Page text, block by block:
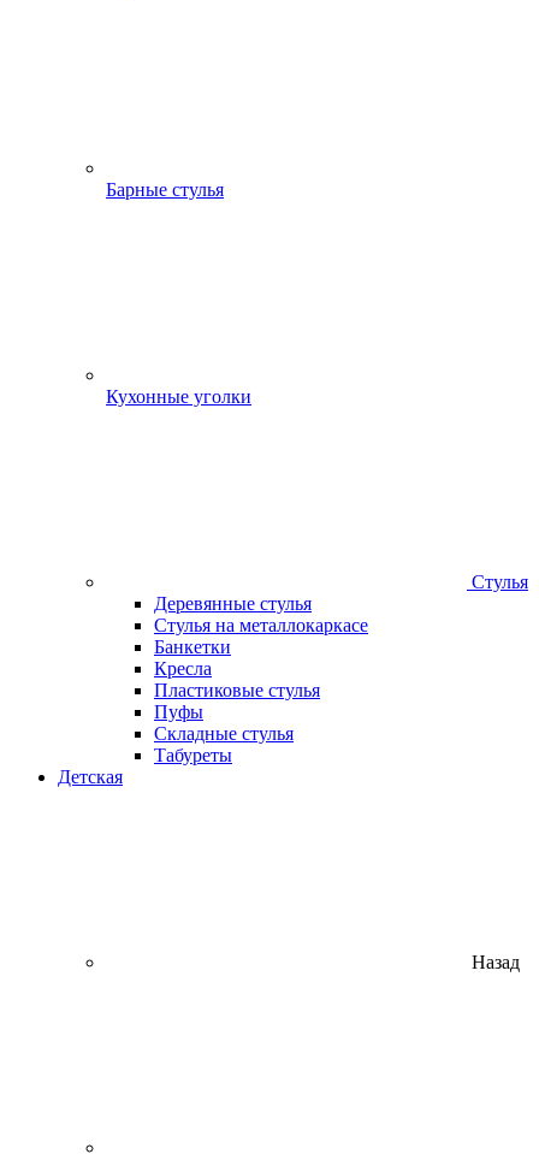
Барные стулья
Кухонные уголки
Стулья
Деревянные стулья
Стулья на металлокаркасе
Банкетки
Кресла
Пластиковые стулья
Пуфы
Складные стулья
Табуреты
Детская
Назад